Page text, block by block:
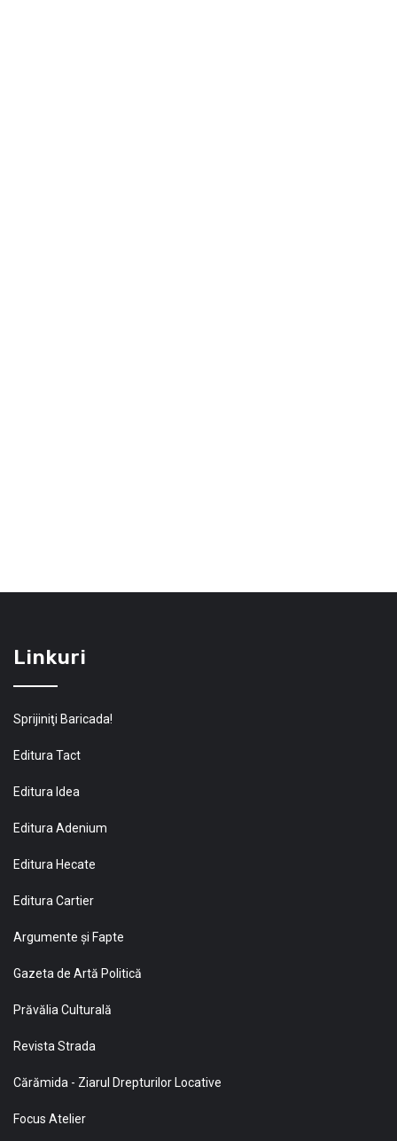
Linkuri
Sprijiniţi Baricada!
Editura Tact
Editura Idea
Editura Adenium
Editura Hecate
Editura Cartier
Argumente și Fapte
Gazeta de Artă Politică
Prăvălia Culturală
Revista Strada
Cărămida - Ziarul Drepturilor Locative
Focus Atelier